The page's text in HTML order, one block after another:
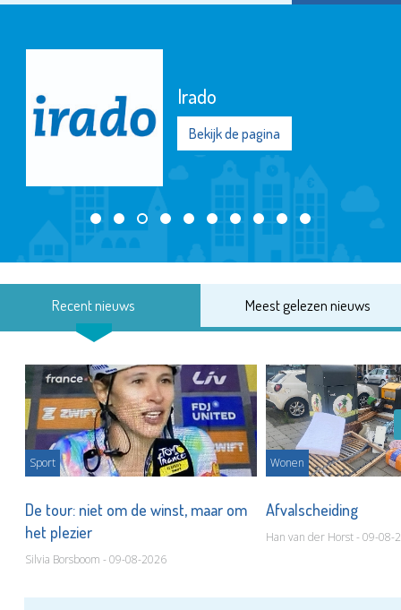
Irado
Bekijk de pagina
Recent nieuws Meest gelezen nieuws
Sport
De tour: niet om de winst, maar om
het plezier
Silvia Borsboom - 09-08-2026
Wonen
Afvalscheiding
Han van der Horst - 09-08-